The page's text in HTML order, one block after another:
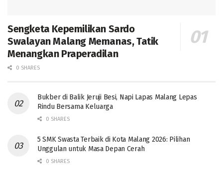
Sengketa Kepemilikan Sardo
Swalayan Malang Memanas, Tatik
Menangkan Praperadilan
0 SHARES
Bukber di Balik Jeruji Besi, Napi Lapas Malang Lepas
Rindu Bersama Keluarga
0 SHARES
5 SMK Swasta Terbaik di Kota Malang 2026: Pilihan
Unggulan untuk Masa Depan Cerah
0 SHARES